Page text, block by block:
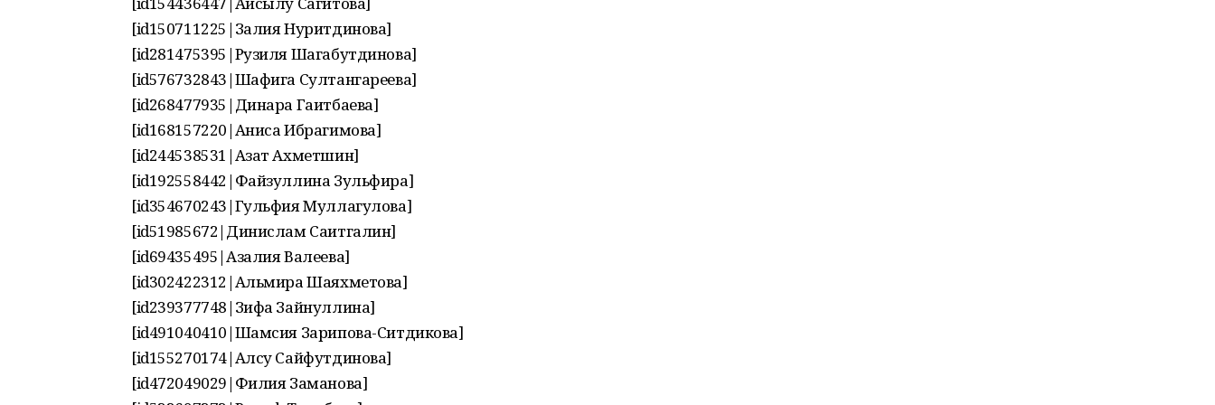
[id150711225|Залия Нуритдинова]
[id281475395|Рузиля Шагабутдинова]
[id576732843|Шафига Султангареева]
[id268477935|Динара Гаитбаева]
[id168157220|Аниса Ибрагимова]
[id244538531|Азат Ахметшин]
[id192558442|Файзуллина Зульфира]
[id354670243|Гульфия Муллагулова]
[id51985672|Динислам Саитгалин]
[id69435495|Азалия Валеева]
[id302422312|Альмира Шаяхметова]
[id239377748|Зифа Зайнуллина]
[id491040410|Шамсия Зарипова-Ситдикова]
[id155270174|Алсу Сайфутдинова]
[id472049029|Филия Заманова]